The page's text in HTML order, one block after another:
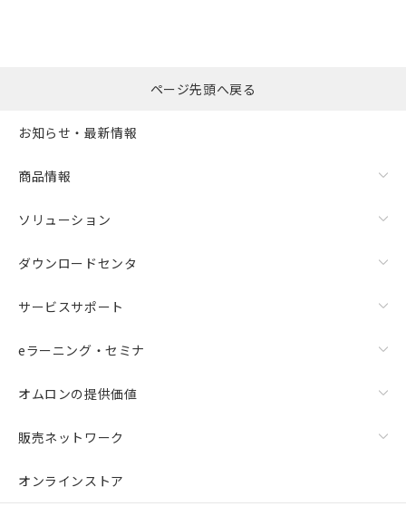
ページ先頭へ戻る
お知らせ・最新情報
商品情報
ソリューション
ダウンロードセンタ
サービスサポート
eラーニング・セミナ
オムロンの提供価値
販売ネットワーク
オンラインストア